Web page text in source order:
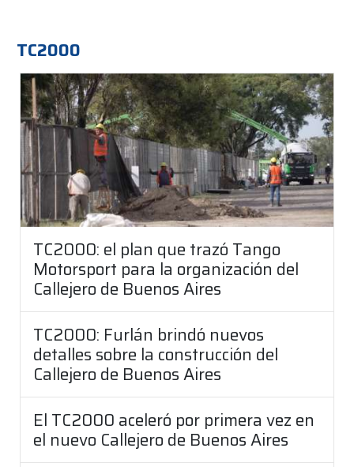
TC2000
TC2000: el plan que trazó Tango
Motorsport para la organización del
Callejero de Buenos Aires
TC2000: Furlán brindó nuevos
detalles sobre la construcción del
Callejero de Buenos Aires
El TC2000 aceleró por primera vez en
el nuevo Callejero de Buenos Aires